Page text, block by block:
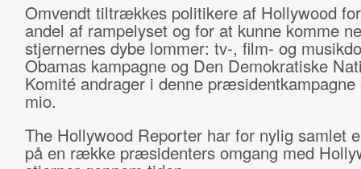
Omvendt tiltrækkes politikere af Hollywood
andel af rampelyset og for at kunne komme
stjernernes dybe lommer: tv-, film- og
Obamas kampagne og Den Demokratiske
Komité andrager i denne præsidentkampagne
mio.
The Hollywood Reporter har for nylig samlet
på en række præsidenters omgang med